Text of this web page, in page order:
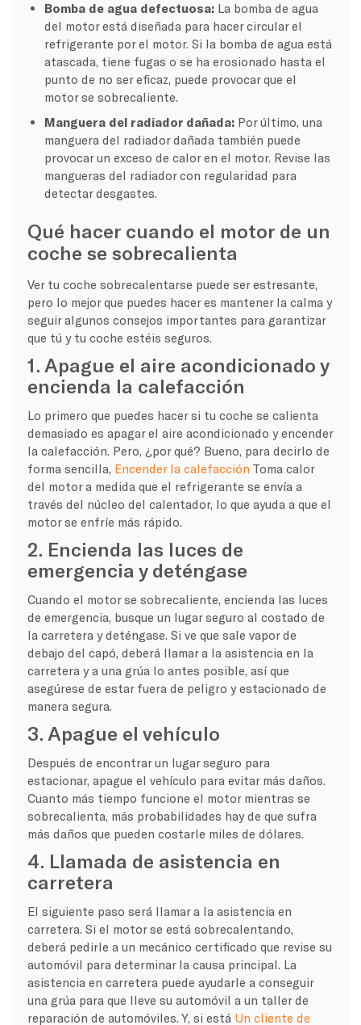
Bomba de agua defectuosa: La bomba de agua
del motor está diseñada para hacer circular el
refrigerante por el motor. Si la bomba de agua está
atascada, tiene fugas o se ha erosionado hasta el
punto de no ser eficaz, puede provocar que el
motor se sobrecaliente.
Manguera del radiador dañada: Por último, una
manguera del radiador dañada también puede
provocar un exceso de calor en el motor. Revise las
mangueras del radiador con regularidad para
detectar desgastes.
Qué hacer cuando el motor de un
coche se sobrecalienta
Ver tu coche sobrecalentarse puede ser estresante,
pero lo mejor que puedes hacer es mantener la calma y
seguir algunos consejos importantes para garantizar
que tú y tu coche estéis seguros.
1. Apague el aire acondicionado y
encienda la calefacción
Lo primero que puedes hacer si tu coche se calienta
demasiado es apagar el aire acondicionado y encender
la calefacción. Pero, ¿por qué? Bueno, para decirlo de
forma sencilla, Encender la calefacción Toma calor
del motor a medida que el refrigerante se envía a
través del núcleo del calentador, lo que ayuda a que el
motor se enfríe más rápido.
2. Encienda las luces de
emergencia y deténgase
Cuando el motor se sobrecaliente, encienda las luces
de emergencia, busque un lugar seguro al costado de
la carretera y deténgase. Si ve que sale vapor de
debajo del capó, deberá llamar a la asistencia en la
carretera y a una grúa lo antes posible, así que
asegúrese de estar fuera de peligro y estacionado de
manera segura.
3. Apague el vehículo
Después de encontrar un lugar seguro para
estacionar, apague el vehículo para evitar más daños.
Cuanto más tiempo funcione el motor mientras se
sobrecalienta, más probabilidades hay de que sufra
más daños que pueden costarle miles de dólares.
4. Llamada de asistencia en
carretera
El siguiente paso será llamar a la asistencia en
carretera. Si el motor se está sobrecalentando,
deberá pedirle a un mecánico certificado que revise su
automóvil para determinar la causa principal. La
asistencia en carretera puede ayudarle a conseguir
una grúa para que lleve su automóvil a un taller de
reparación de automóviles. Y, si está Un cliente de